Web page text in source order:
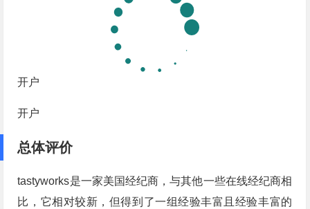
开户
开户
总体评价
tastyworks是一家美国经纪商，与其他一些在线经纪商相
比，它相对较新，但得到了一组经验丰富且经验丰富的